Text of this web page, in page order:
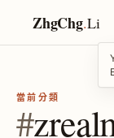
ZhgChg.Li
當前分類
#